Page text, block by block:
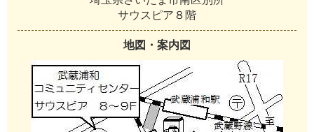
サウスピア８階
地図・案内図